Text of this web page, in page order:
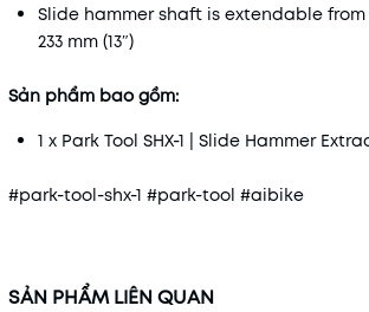
Slide hammer shaft is extendable from
233 mm (13″)
Sản phẩm bao gồm:
1 x Park Tool SHX-1 | Slide Hammer
#park-tool-shx-1 #park-tool #aibike
SẢN PHẨM LIÊN QUAN